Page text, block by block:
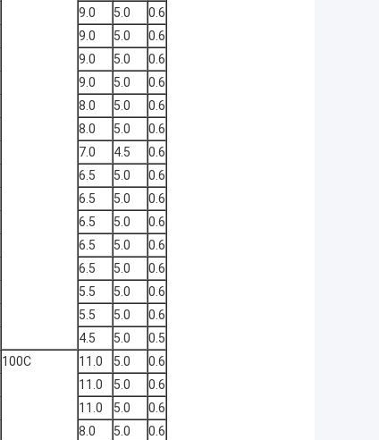
9.0 5.0
0.6
9.0 5.0
0.6
9.0 5.0
0.6
9.0 5.0
0.6
8.0 5.0
0.6
8.0 5.0
0.6
7.0 4.5
0.6
6.5 5.0
0.6
6.5 5.0
0.6
6.5 5.0
0.6
6.5 5.0
0.6
6.5 5.0
0.6
5.5 5.0
0.6
5.5 5.0
0.6
4.5 5.0
0.5
100C 11.0 5.0
0.6
11.0 5.0
0.6
11.0 5.0
0.6
8.0 5.0
0.6